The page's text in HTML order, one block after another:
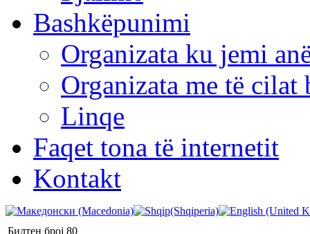
Bashkëpunimi
Organizata ku jemi
Organizata me të cilat
Linqe
Faqet tona të internetit
Kontakt
Билтен број 80